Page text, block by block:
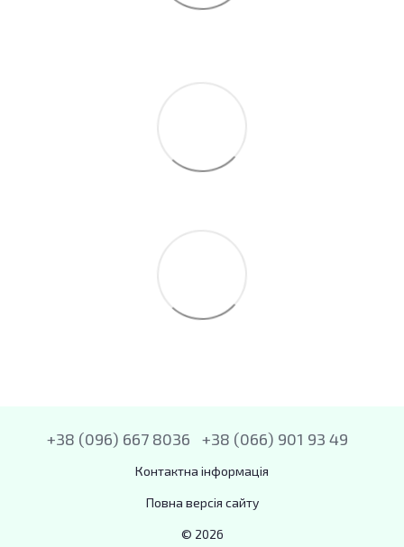
+38 (096) 667 8036 +38 (066) 901 93 49
Контактна інформація
Повна версія сайту
© 2026